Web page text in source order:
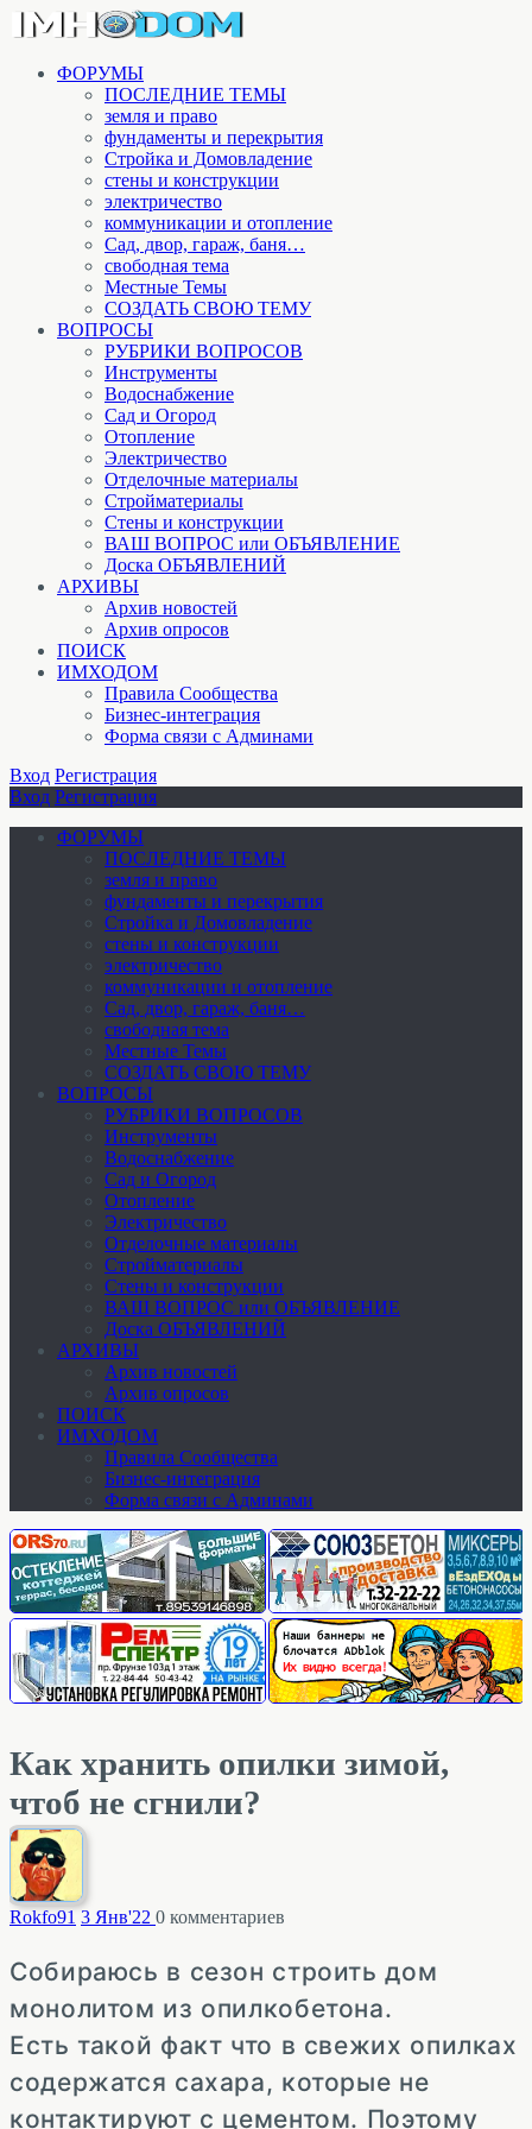
ФОРУМЫ
ПОСЛЕДНИЕ ТЕМЫ
земля и право
фундаменты и перекрытия
Стройка и Домовладение
стены и конструкции
электричество
коммуникации и отопление
Cад, двор, гараж, баня…
свободная тема
Местные Темы
СОЗДАТЬ СВОЮ ТЕМУ
ВОПРОСЫ
РУБРИКИ ВОПРОСОВ
Инструменты
Водоснабжение
Сад и Огород
Отопление
Электричество
Отделочные материалы
Стройматериалы
Стены и конструкции
ВАШ ВОПРОС или ОБЪЯВЛЕНИЕ
Доска ОБЪЯВЛЕНИЙ
АРХИВЫ
Архив новостей
Архив опросов
ПОИСК
ИМХОДОМ
Правила Сообщества
Бизнес-интеграция
Форма связи с Админами
Вход Регистрация
Вход Регистрация
ФОРУМЫ
ПОСЛЕДНИЕ ТЕМЫ
земля и право
фундаменты и перекрытия
Стройка и Домовладение
стены и конструкции
электричество
коммуникации и отопление
Cад, двор, гараж, баня…
свободная тема
Местные Темы
СОЗДАТЬ СВОЮ ТЕМУ
ВОПРОСЫ
РУБРИКИ ВОПРОСОВ
Инструменты
Водоснабжение
Сад и Огород
Отопление
Электричество
Отделочные материалы
Стройматериалы
Стены и конструкции
ВАШ ВОПРОС или ОБЪЯВЛЕНИЕ
Доска ОБЪЯВЛЕНИЙ
АРХИВЫ
Архив новостей
Архив опросов
ПОИСК
ИМХОДОМ
Правила Сообщества
Бизнес-интеграция
Форма связи с Админами
Как хранить опилки зимой,
чтоб не сгнили?
Rokfo91 3 Янв'22 0 комментариев
Собираюсь в сезон строить дом
монолитом из опилкобетона.
Есть такой факт что в свежих опилках
содержатся сахара, которые не
контактируют с цементом. Поэтому